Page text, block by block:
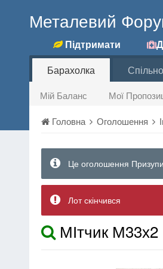
Металевий
Підтримати
Барахолка
Мій Баланс Мої
Головна Оголошення
Це оголошення
Лот скінчився
МІтчик